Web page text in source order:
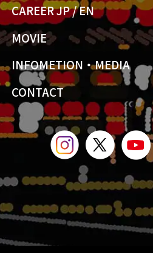
CAREER JP/EN
MOVIE
INFOMETION・MEDIA
CONTACT